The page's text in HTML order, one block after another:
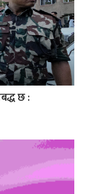
छ :